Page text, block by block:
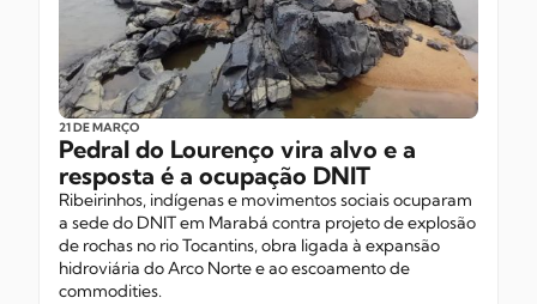
21 DE MARÇO
Pedral do Lourenço vira alvo e a
resposta é a ocupação DNIT
Ribeirinhos, indígenas e movimentos sociais ocuparam
a sede do DNIT em Marabá contra projeto de explosão
de rochas no rio Tocantins, obra ligada à expansão
hidroviária do Arco Norte e ao escoamento de
commodities.